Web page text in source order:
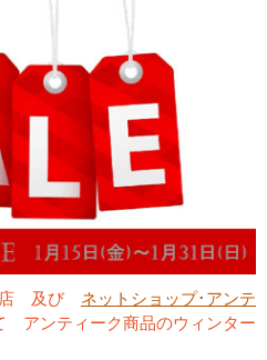
店 及び ネットショップ･アンテ
アンティーク商品のウィンター